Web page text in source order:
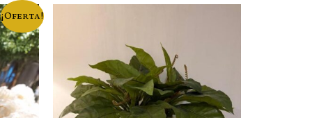
¡Oferta!